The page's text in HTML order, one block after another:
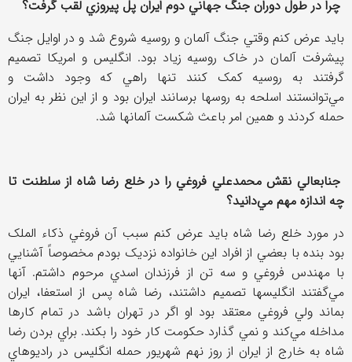
چرا در طول دوران جنگ جهاني دوم ايران پل پيروزي لقب گرفت؟
بايد عرض کنم وقتي جنگ آلمان و روسيه شروع شد و در اوايل جنگ
پيشرفت آلمان در خاک روسيه زياد بود. انگليس و امريکا تصميم
گرفتند به روسيه کمک کنند تنها راهي که وجود داشت و
مي‌توانستند اسلحه به روسها برسانند ايران بود و از اين نظر به ايران
حمله کردند و همين امر باعث شکست آلمانها شد.
جنابعالي نقش محمدعلي فروغي را در خلع رضا شاه از سلطنت تا
چه اندازه مهم مي‌دانيد؟
در مورد خلع رضا شاه بايد عرض کنم سبب آن فروغي ذکاء الملک
بود بنده با بعضي از افراد اين خانواده نزديک بودم مخصوصاً آشنایي
با مهندس فروغي و سه تن از فرزندان اسدي مرحوم داشتم. آنها
مي‌گفتند انگليسها تصميم داشتند، رضا شاه پس از استعفا، ايران
بماند ولي فروغي معتقد بود او اگر در تهران باشد در تمام کارها
مداخله مي‌کند و نمي گذارد حکومت کار خود را بکند. براي بردن رضا
شاه به خارج از ايران از روز نهم شهريور حمله انگليس در راديو‌هاي